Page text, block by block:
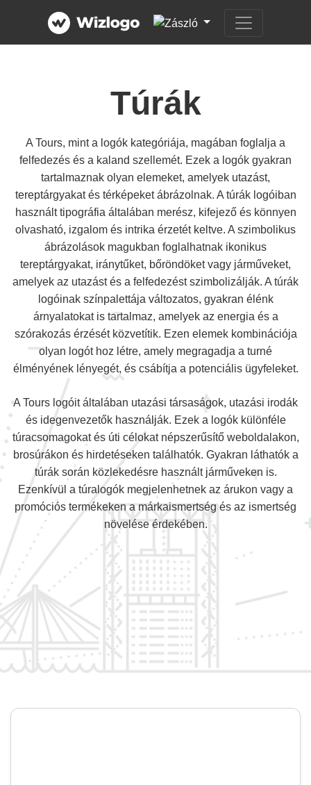
Túrák
A Tours, mint a logók kategóriája, magában foglalja a
felfedezés és a kaland szellemét. Ezek a logók gyakran
tartalmaznak olyan elemeket, amelyek utazást,
tereptárgyakat és térképeket ábrázolnak. A túrák logóiban
használt tipográfia általában merész, kifejező és könnyen
olvasható, izgalom és intrika érzetét keltve. A szimbolikus
ábrázolások magukban foglalhatnak ikonikus
tereptárgyakat, iránytűket, bőröndöket vagy járműveket,
amelyek az utazást és a felfedezést szimbolizálják. A túrák
logóinak színpalettája változatos, gyakran élénk
árnyalatokat is tartalmaz, amelyek az energia és a
szórakozás érzését közvetítik. Ezen elemek kombinációja
olyan logót hoz létre, amely megragadja a turné
élményének lényegét, és csábítja a potenciális ügyfeleket.
A Tours logóit általában utazási társaságok, utazási irodák
és idegenvezetők használják. Ezek a logók különféle
túracsomagokat és úti célokat népszerűsítő weboldalakon,
brosúrákon és hirdetéseken találhatók. Gyakran láthatók a
túrák során közlekedésre használt járműveken is.
Ezenkívül a túralogók megjelenhetnek az árukon vagy a
promóciós termékeken a márkaismertség és az ismertség
növelése érdekében.